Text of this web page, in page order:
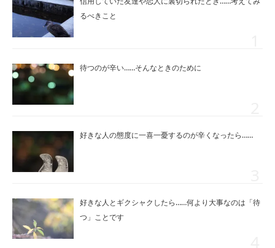
るべきこと
待つのが辛い……そんなときのために
好きな人の態度に一喜一憂するのが辛くなったら……
好きな人とギクシャクしたら……何より大事なのは「待
つ」ことです